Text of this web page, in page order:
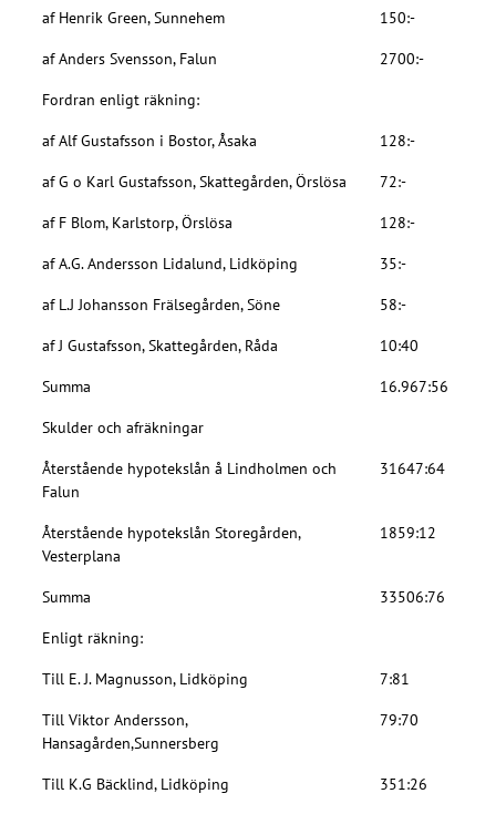
af Henrik Green, Sunnehem 150:-
af Anders Svensson, Falun 2700:-
Fordran enligt räkning:
af Alf Gustafsson i Bostor, Åsaka 128:-
af G o Karl Gustafsson, Skattegården, Örslösa 72:-
af F Blom, Karlstorp, Örslösa 128:-
af A.G. Andersson Lidalund, Lidköping 35:-
af L.J Johansson Frälsegården, Söne 58:-
af J Gustafsson, Skattegården, Råda 10:40
Summa 16.967:56
Skulder och afräkningar
Återstående hypotekslån å Lindholmen och
Falun
31647:64
Återstående hypotekslån Storegården,
Vesterplana
1859:12
Summa 33506:76
Enligt räkning:
Till E. J. Magnusson, Lidköping 7:81
Till Viktor Andersson,
Hansagården,Sunnersberg
79:70
Till K.G Bäcklind, Lidköping 351:26